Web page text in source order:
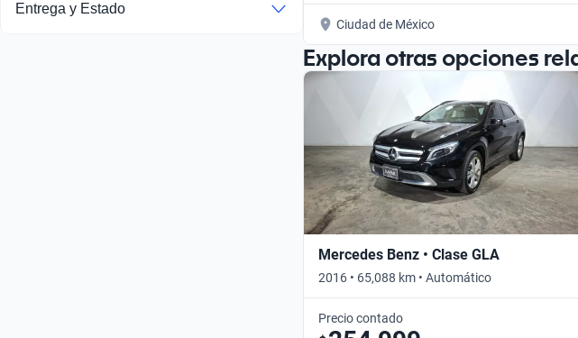
Entrega y Estado
Ciudad de México
Explora otras opciones
Mercedes Benz • Clase GLA
2016 • 65,088 km • Automático
Precio contado